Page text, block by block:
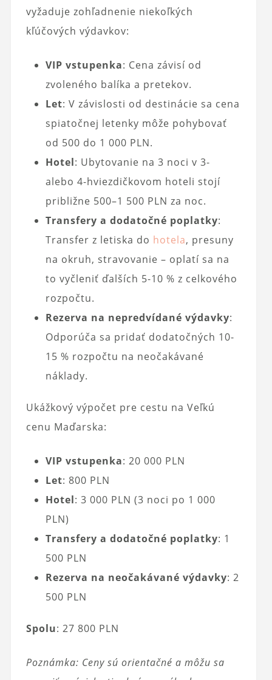
vyžaduje zohľadnenie niekoľkých
kľúčových výdavkov:
VIP vstupenka: Cena závisí od
zvoleného balíka a pretekov.
Let: V závislosti od destinácie sa cena
spiatočnej letenky môže pohybovať
od 500 do 1 000 PLN.
Hotel: Ubytovanie na 3 noci v 3-
alebo 4-hviezdičkovom hoteli stojí
približne 500–1 500 PLN za noc.
Transfery a dodatočné poplatky:
Transfer z letiska do hotela, presuny
na okruh, stravovanie – oplatí sa na
to vyčleniť ďalších 5-10 % z celkového
rozpočtu.
Rezerva na nepredvídané výdavky:
Odporúča sa pridať dodatočných 10-
15 % rozpočtu na neočakávané
náklady.
Ukážkový výpočet pre cestu na Veľkú
cenu Maďarska:
VIP vstupenka: 20 000 PLN
Let: 800 PLN
Hotel: 3 000 PLN (3 noci po 1 000
PLN)
Transfery a dodatočné poplatky: 1
500 PLN
Rezerva na neočakávané výdavky: 2
500 PLN
Spolu: 27 800 PLN
Poznámka: Ceny sú orientačné a môžu sa